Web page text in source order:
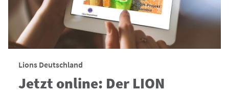
Lions Deutschland
Jetzt online: Der LION